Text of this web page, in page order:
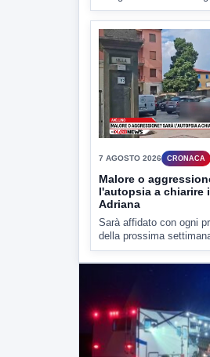
Sarà affidato con ogni
della prossima